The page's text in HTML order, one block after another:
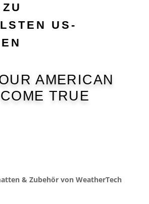
US-
AMERICAN
TRUE
& Zubehör von WeatherTech